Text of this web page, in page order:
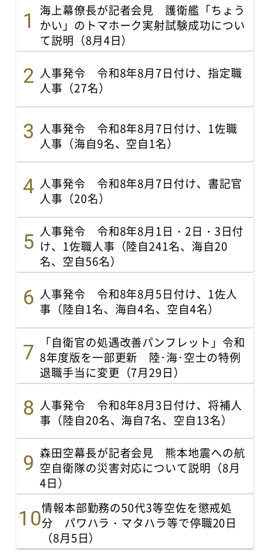
海上幕僚長が記者会見 護衛艦「ちょう
かい」のトマホーク実射試験成功につい
て説明（8月4日）
人事発令 令和8年8月7日付け、指定職
人事（27名）
人事発令 令和8年8月7日付け、1佐職
人事（海自9名、空自1名）
人事発令 令和8年8月7日付け、書記官
人事（20名）
人事発令 令和8年8月1日・2日・3日付
け、1佐職人事（陸自241名、海自20
名、空自56名）
人事発令 令和8年8月5日付け、1佐人
事（陸自1名、海自4名、空自4名）
「自衛官の処遇改善パンフレット」令和
8年度版を一部更新 陸･海･空士の特例
退職手当に変更（7月29日）
人事発令 令和8年8月3日付け、将補人
事（陸自20名、海自7名、空自13名）
森田空幕長が記者会見 熊本地震への航
空自衛隊の災害対応について説明（8月
4日）
情報本部勤務の50代3等空佐を懲戒処
分 パワハラ・マタハラ等で停職20日
（8月5日）